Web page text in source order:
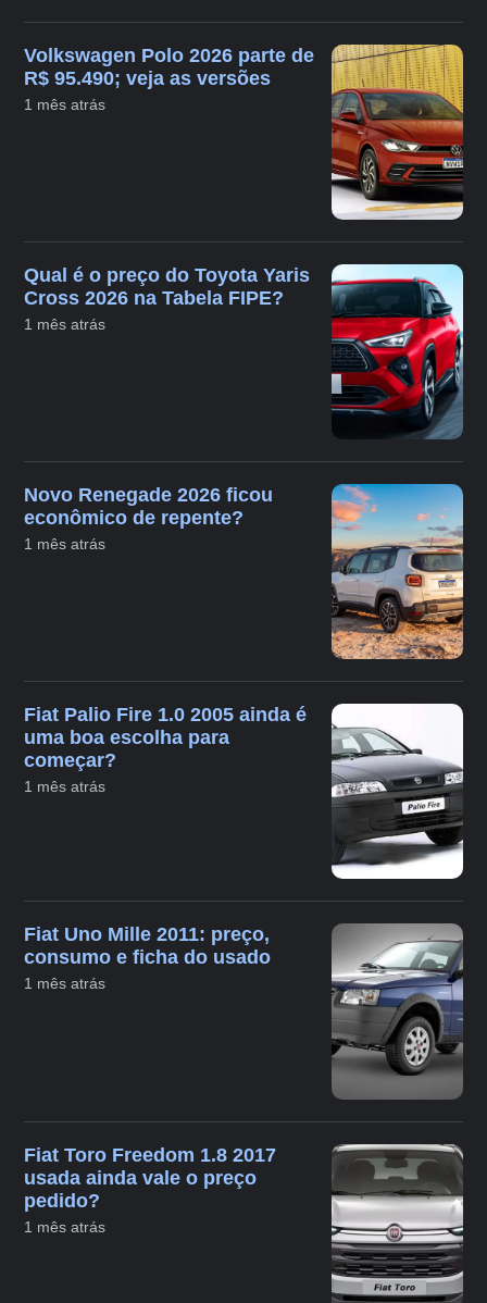
Volkswagen Polo 2026 parte de
R$ 95.490; veja as versões
1 mês atrás
Qual é o preço do Toyota Yaris
Cross 2026 na Tabela FIPE?
1 mês atrás
Novo Renegade 2026 ficou
econômico de repente?
1 mês atrás
Fiat Palio Fire 1.0 2005 ainda é
uma boa escolha para
começar?
1 mês atrás
Fiat Uno Mille 2011: preço,
consumo e ficha do usado
1 mês atrás
Fiat Toro Freedom 1.8 2017
usada ainda vale o preço
pedido?
1 mês atrás